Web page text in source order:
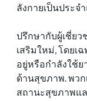
ลังกายเป็นประ
ปรึกษากับผู้เชี่ย
เสริมใหม่, โดย
อยู่หรือกําลังใช้
ด้านสุขภาพ. พว
สถานะสุขภาพแ